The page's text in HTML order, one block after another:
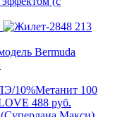
213
100
488 руб.